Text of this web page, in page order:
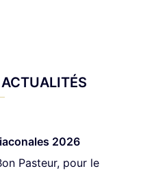
2026
Pasteur, pour le